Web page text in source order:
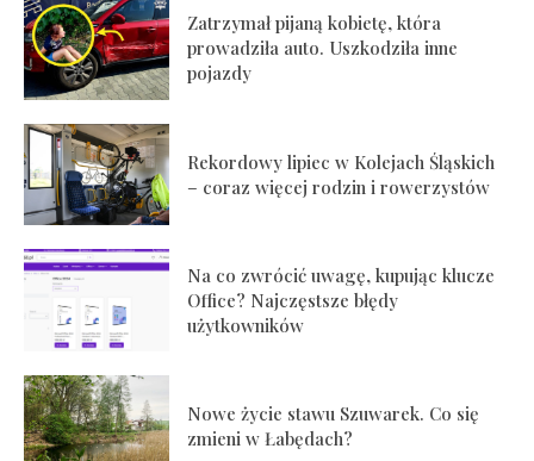
Zatrzymał pijaną kobietę, która
prowadziła auto. Uszkodziła inne
pojazdy
Rekordowy lipiec w Kolejach Śląskich
– coraz więcej rodzin i rowerzystów
Na co zwrócić uwagę, kupując klucze
Office? Najczęstsze błędy
użytkowników
Nowe życie stawu Szuwarek. Co się
zmieni w Łabędach?